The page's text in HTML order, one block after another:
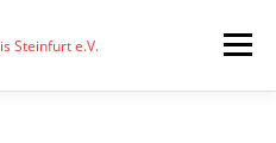
Menü